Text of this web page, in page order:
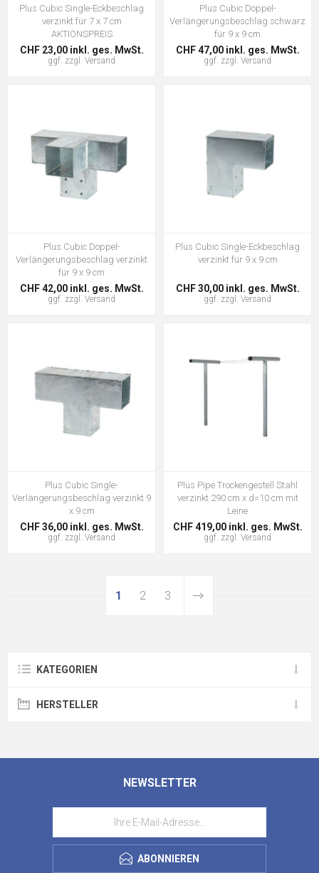
Plus Cubic Single-Eckbeschlag
verzinkt für 7 x 7 cm
AKTIONSPREIS
CHF 23,00 inkl. ges. MwSt.
ggf. zzgl. Versand
Plus Cubic Doppel-
Verlängerungsbeschlag schwarz
für 9 x 9 cm
CHF 47,00 inkl. ges. MwSt.
ggf. zzgl. Versand
Plus Cubic Doppel-
Verlängerungsbeschlag verzinkt
für 9 x 9 cm
CHF 42,00 inkl. ges. MwSt.
ggf. zzgl. Versand
Plus Cubic Single-Eckbeschlag
verzinkt für 9 x 9 cm
CHF 30,00 inkl. ges. MwSt.
ggf. zzgl. Versand
Plus Cubic Single-
Verlängerungsbeschlag verzinkt 9
x 9 cm
CHF 36,00 inkl. ges. MwSt.
ggf. zzgl. Versand
Plus Pipe Trockengestell Stahl
verzinkt 290 cm x d=10 cm mit
Leine
CHF 419,00 inkl. ges. MwSt.
ggf. zzgl. Versand
1 2 3
KATEGORIEN
HERSTELLER
NEWSLETTER
ABONNIEREN